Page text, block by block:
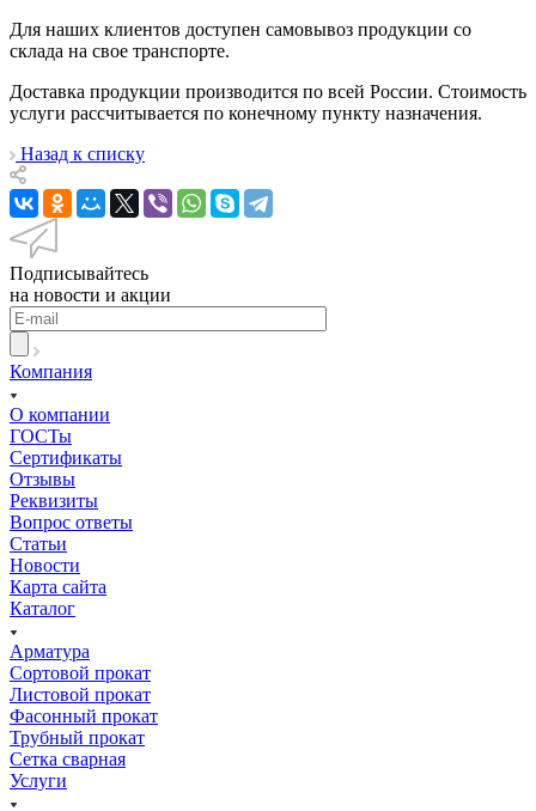
Для наших клиентов доступен самовывоз продукции со
склада на свое транспорте.
Доставка продукции производится по всей России. Стоимость
услуги рассчитывается по конечному пункту назначения.
Назад к списку
Подписывайтесь
на новости и акции
Компания
О компании
ГОСТы
Сертификаты
Отзывы
Реквизиты
Вопрос ответы
Статьи
Новости
Карта сайта
Каталог
Арматура
Сортовой прокат
Листовой прокат
Фасонный прокат
Трубный прокат
Сетка сварная
Услуги